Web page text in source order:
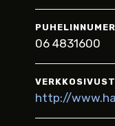
06 4831600
http://